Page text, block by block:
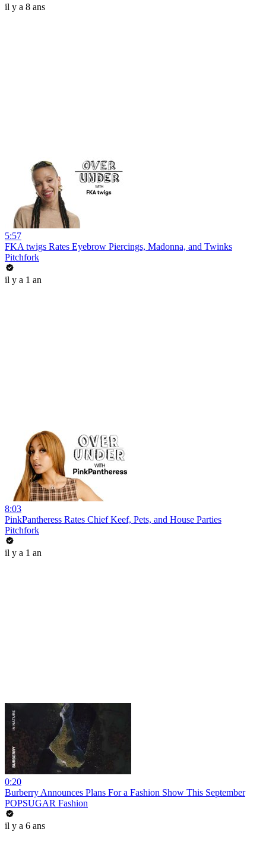
il y a 8 ans
5:57
FKA twigs Rates Eyebrow Piercings, Madonna, and Twinks
Pitchfork
il y a 1 an
8:03
PinkPantheress Rates Chief Keef, Pets, and House Parties
Pitchfork
il y a 1 an
0:20
Burberry Announces Plans For a Fashion Show This September
POPSUGAR Fashion
il y a 6 ans